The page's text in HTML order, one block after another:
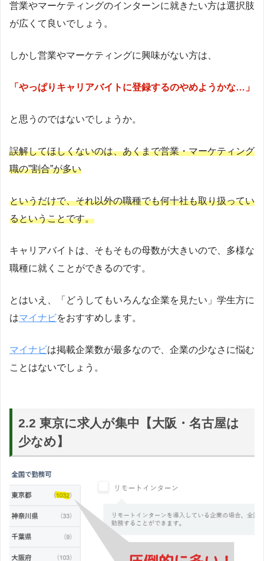
営業やマーケティングのインターンに就きたい方は選択肢
が広くて良いでしょう。
しかし営業やマーケティングに興味がない方は、
「やっぱりキャリアバイトに登録するのやめようかな…」
と思うのではないでしょうか。
誤解してほしくないのは、あくまで営業・マーケティング
職の”割合”が多い
というだけで、それ以外の職種でも何十社も取り扱ってい
るということです。
キャリアバイトは、そもそもの母数が大きいので、多様な
職種に就くことができるのです。
とはいえ、「どうしてもいろんな企業を見たい」学生方に
はマイナビをおすすめします。
マイナビは掲載企業数が最多なので、企業の少なさに悩む
ことはないでしょう。
2.2 東京に求人が集中【大阪・名古屋は
少なめ】